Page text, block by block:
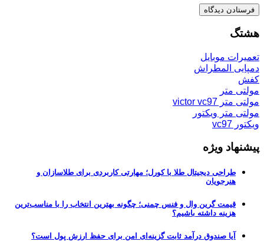
هشتگ
تعمیرات موبایل
دمپایی المطراش
کفش
مولتی متر
مولتی متر victor vc97
مولتی متر ویکتور
ویکتور vc97
پیشنهاد ویژه
طراحی دیجیتال طلا با کورل؛ مهارتی کاربردی برای طلاسازان و
هنرجویان
قیمت گرین وال و فنس چمنی؛ چگونه بهترین انتخاب را با مناسب‌ترین
هزینه داشته باشیم؟
آیا صندوق درآمد ثابت گزینه‌ای امن برای حفظ ارزش پول است؟